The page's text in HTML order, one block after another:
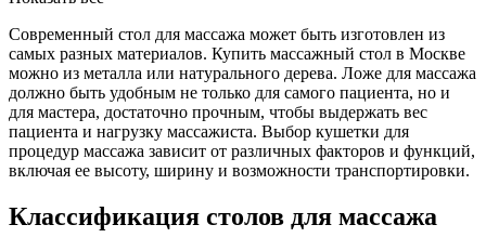
Современный стол для массажа может быть изготовлен из
самых разных материалов. Купить массажный стол в Москве
можно из металла или натурального дерева. Ложе для массажа
должно быть удобным не только для самого пациента, но и
для мастера, достаточно прочным, чтобы выдержать вес
пациента и нагрузку массажиста. Выбор кушетки для
процедур массажа зависит от различных факторов и функций,
включая ее высоту, ширину и возможности транспортировки.
Классификация столов для массажа